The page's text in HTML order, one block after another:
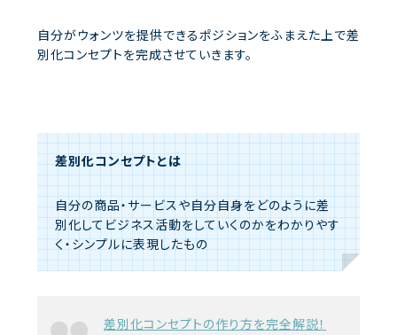
自分がウォンツを提供できるポジションをふまえた上で差
別化コンセプトを完成させていきます。
差別化コンセプトとは
自分の商品・サービスや自分自身をどのように差
別化してビジネス活動をしていくのかをわかりやす
く・シンプルに表現したもの
差別化コンセプトの作り方を完全解説！